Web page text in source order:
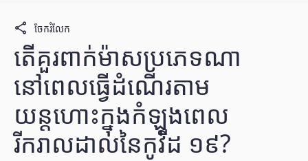
ចែករំលែក
តើគួរពាក់ម៉ាសប្រភេទណា
នៅពេលធ្វើដំណើរតាម
យន្តហោះក្នុងកំឡុងពេល
រីករាលដាលនៃកូវីដ ១៩?​